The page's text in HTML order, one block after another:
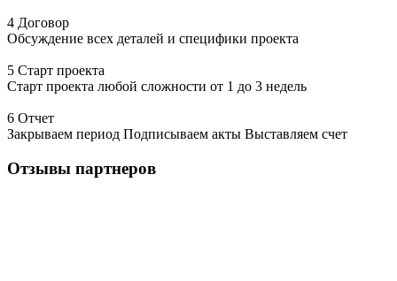
4 Договор
Обсуждение всех деталей и специфики проекта
5 Старт проекта
Старт проекта любой сложности от 1 до 3 недель
6 Отчет
Закрываем период Подписываем акты Выставляем счет
Отзывы партнеров